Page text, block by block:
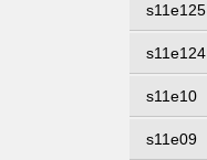
s11e125
s11e124
s11e10
s11e09